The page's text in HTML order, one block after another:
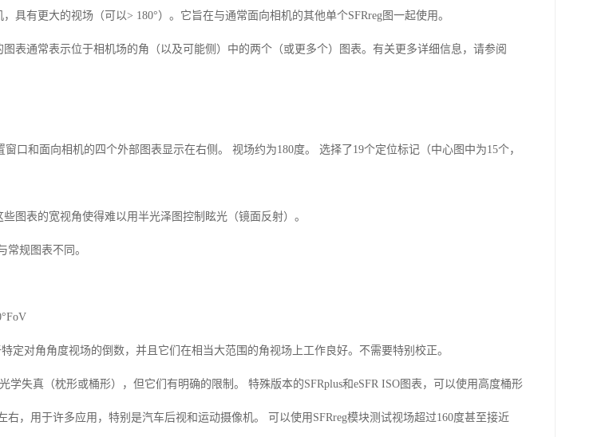
，具有更大的视场（可以> 180°）。它旨在与通常面向相机的其他单个SFRreg图一起使用。
表通常表示位于相机场的角（以及可能侧）中的两个（或更多个）图表。有关更多详细信息，请参阅
窗口和面向相机的四个外部图表显示在右侧。 视场约为180度。 选择了 19个定位标记（中心图中为15个，
图表的宽视角使得难以用半光泽图控制眩光（镜面反射）。
常规图表不同。
°FoV
定对角角度视场的倒数，并且它们在相当大范围的角视场上工作良好。不需要特别校正。
学失真（枕形或桶形），但它们有明确的限制。 特殊版本的SFRplus和eSFR ISO图表，可以使用高度桶形
右，用于许多应用，特别是汽车后视和运动摄像机。 可以使用 SFRreg模块测试视场超过160度甚至接近